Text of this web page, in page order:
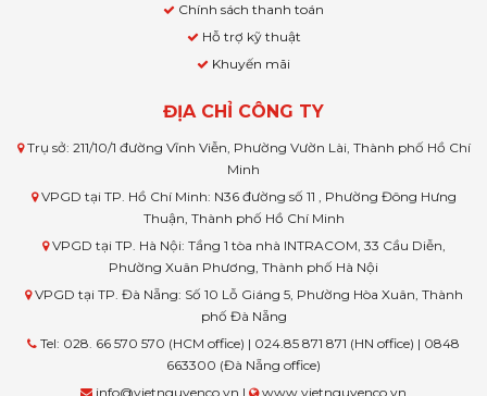
Chính sách thanh toán
Hỗ trợ kỹ thuật
Khuyến mãi
ĐỊA CHỈ CÔNG TY
Trụ sở: 211/10/1 đường Vĩnh Viễn, Phường Vườn Lài, Thành phố Hồ Chí
Minh
VPGD tại TP. Hồ Chí Minh: N36 đường số 11 , Phường Đông Hưng
Thuận, Thành phố Hồ Chí Minh
VPGD tại TP. Hà Nội: Tầng 1 tòa nhà INTRACOM, 33 Cầu Diễn,
Phường Xuân Phương, Thành phố Hà Nội
VPGD tại TP. Đà Nẵng: Số 10 Lỗ Giáng 5, Phường Hòa Xuân, Thành
phố Đà Nẵng
Tel: 028. 66 570 570 (HCM office) | 024.85 871 871 (HN office) | 0848
663300 (Đà Nẵng office)
info@vietnguyenco.vn |
www.vietnguyenco.vn